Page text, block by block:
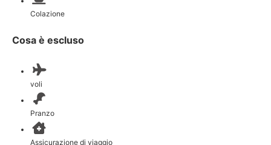
Colazione
Cosa è escluso
voli
Pranzo
Assicurazione di viaggio